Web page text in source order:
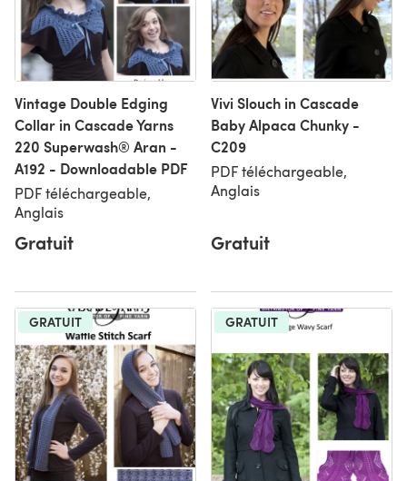
Vintage Double Edging
Collar in Cascade Yarns
220 Superwash® Aran -
A192 - Downloadable PDF
PDF téléchargeable,
Anglais
Gratuit
Vivi Slouch in Cascade
Baby Alpaca Chunky -
C209
PDF téléchargeable,
Anglais
Gratuit
GRATUIT GRATUIT